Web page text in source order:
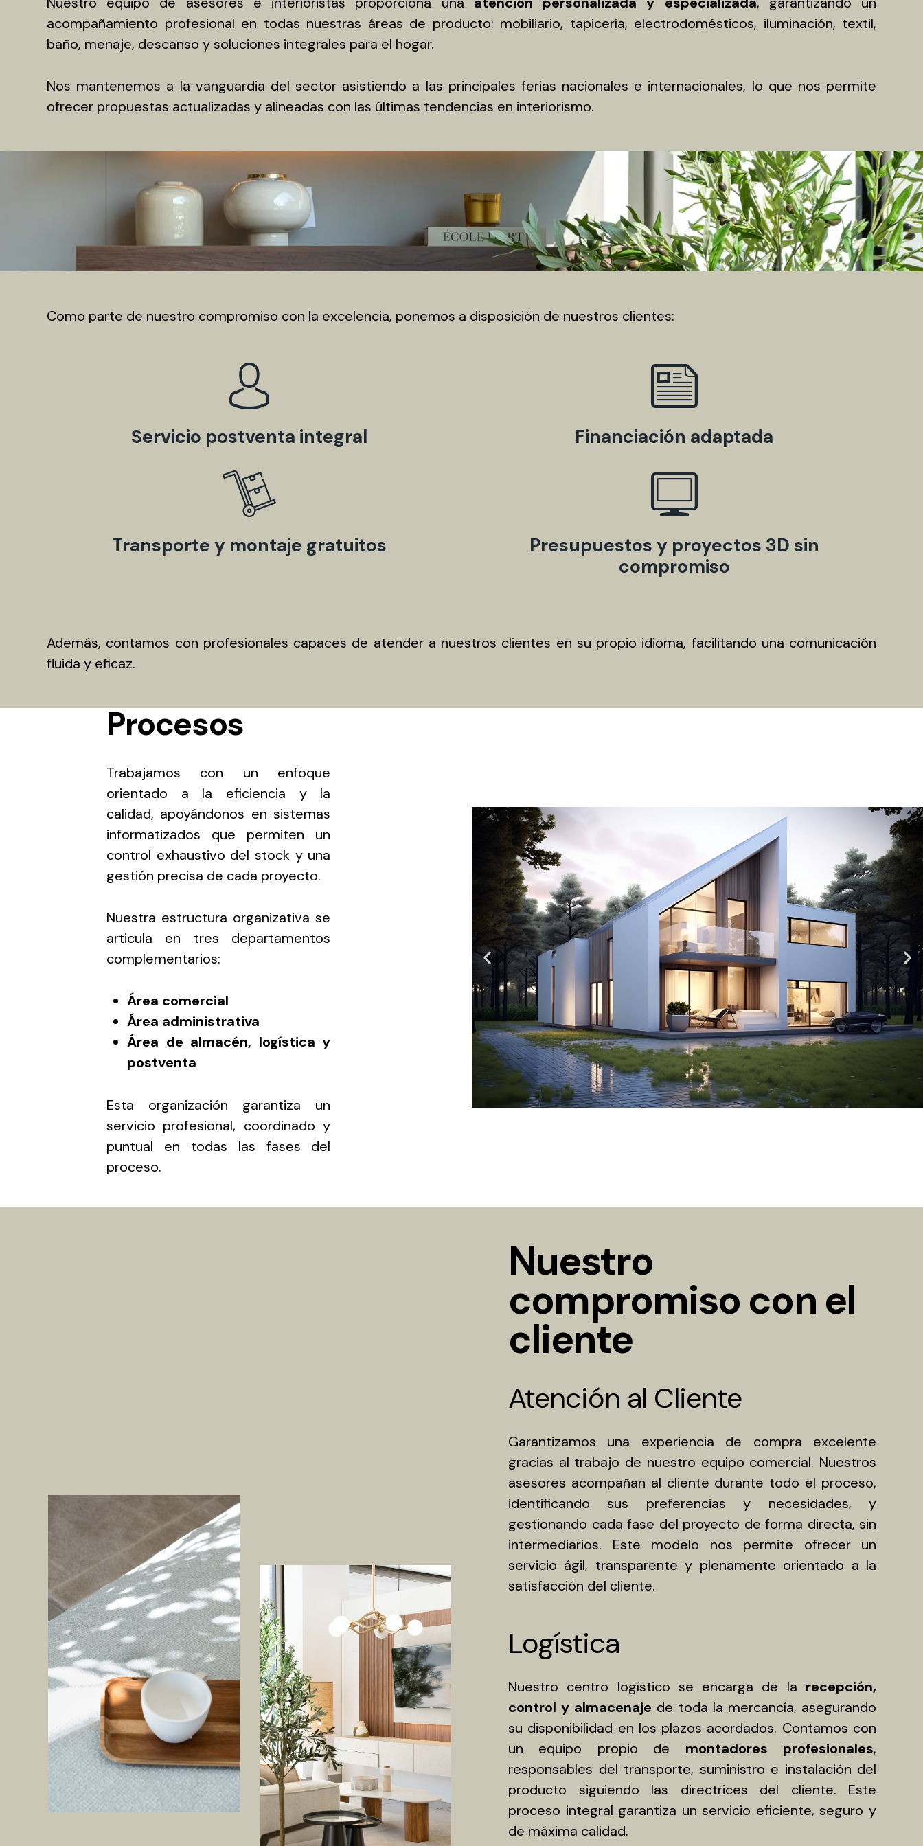
acompañamiento profesional en todas nuestras áreas de producto: mobiliario, tapicería, electrodomésticos, iluminación, textil,
baño, menaje, descanso y soluciones integrales para el hogar.
Nos mantenemos a la vanguardia del sector asistiendo a las principales ferias nacionales e internacionales, lo que nos permite
ofrecer propuestas actualizadas y alineadas con las últimas tendencias en interiorismo.
Como parte de nuestro compromiso con la excelencia, ponemos a disposición de nuestros clientes:
Servicio postventa integral Financiación adaptada
Transporte y montaje gratuitos
Presupuestos y proyectos 3D sin
compromiso
Además, contamos con profesionales capaces de atender a nuestros clientes en su propio idioma, facilitando una comunicación
fluida y eficaz.
Procesos
Trabajamos con un enfoque
orientado a la eficiencia y la
calidad, apoyándonos en sistemas
informatizados que permiten un
control exhaustivo del stock y una
gestión precisa de cada proyecto.
Nuestra estructura organizativa se
articula en tres departamentos
complementarios:
Área comercial
Área administrativa
Área de almacén, logística y
postventa
Esta organización garantiza un
servicio profesional, coordinado y
puntual en todas las fases del
proceso.
Nuestro
compromiso con el
cliente
Atención al Cliente
Garantizamos una experiencia de compra excelente
gracias al trabajo de nuestro equipo comercial. Nuestros
asesores acompañan al cliente durante todo el proceso,
identificando sus preferencias y necesidades, y
gestionando cada fase del proyecto de forma directa, sin
intermediarios. Este modelo nos permite ofrecer un
servicio ágil, transparente y plenamente orientado a la
satisfacción del cliente.
Logística
Nuestro centro logístico se encarga de la recepción,
control y almacenaje de toda la mercancía, asegurando
su disponibilidad en los plazos acordados. Contamos con
un equipo propio de montadores profesionales,
responsables del transporte, suministro e instalación del
producto siguiendo las directrices del cliente. Este
proceso integral garantiza un servicio eficiente, seguro y
de máxima calidad.